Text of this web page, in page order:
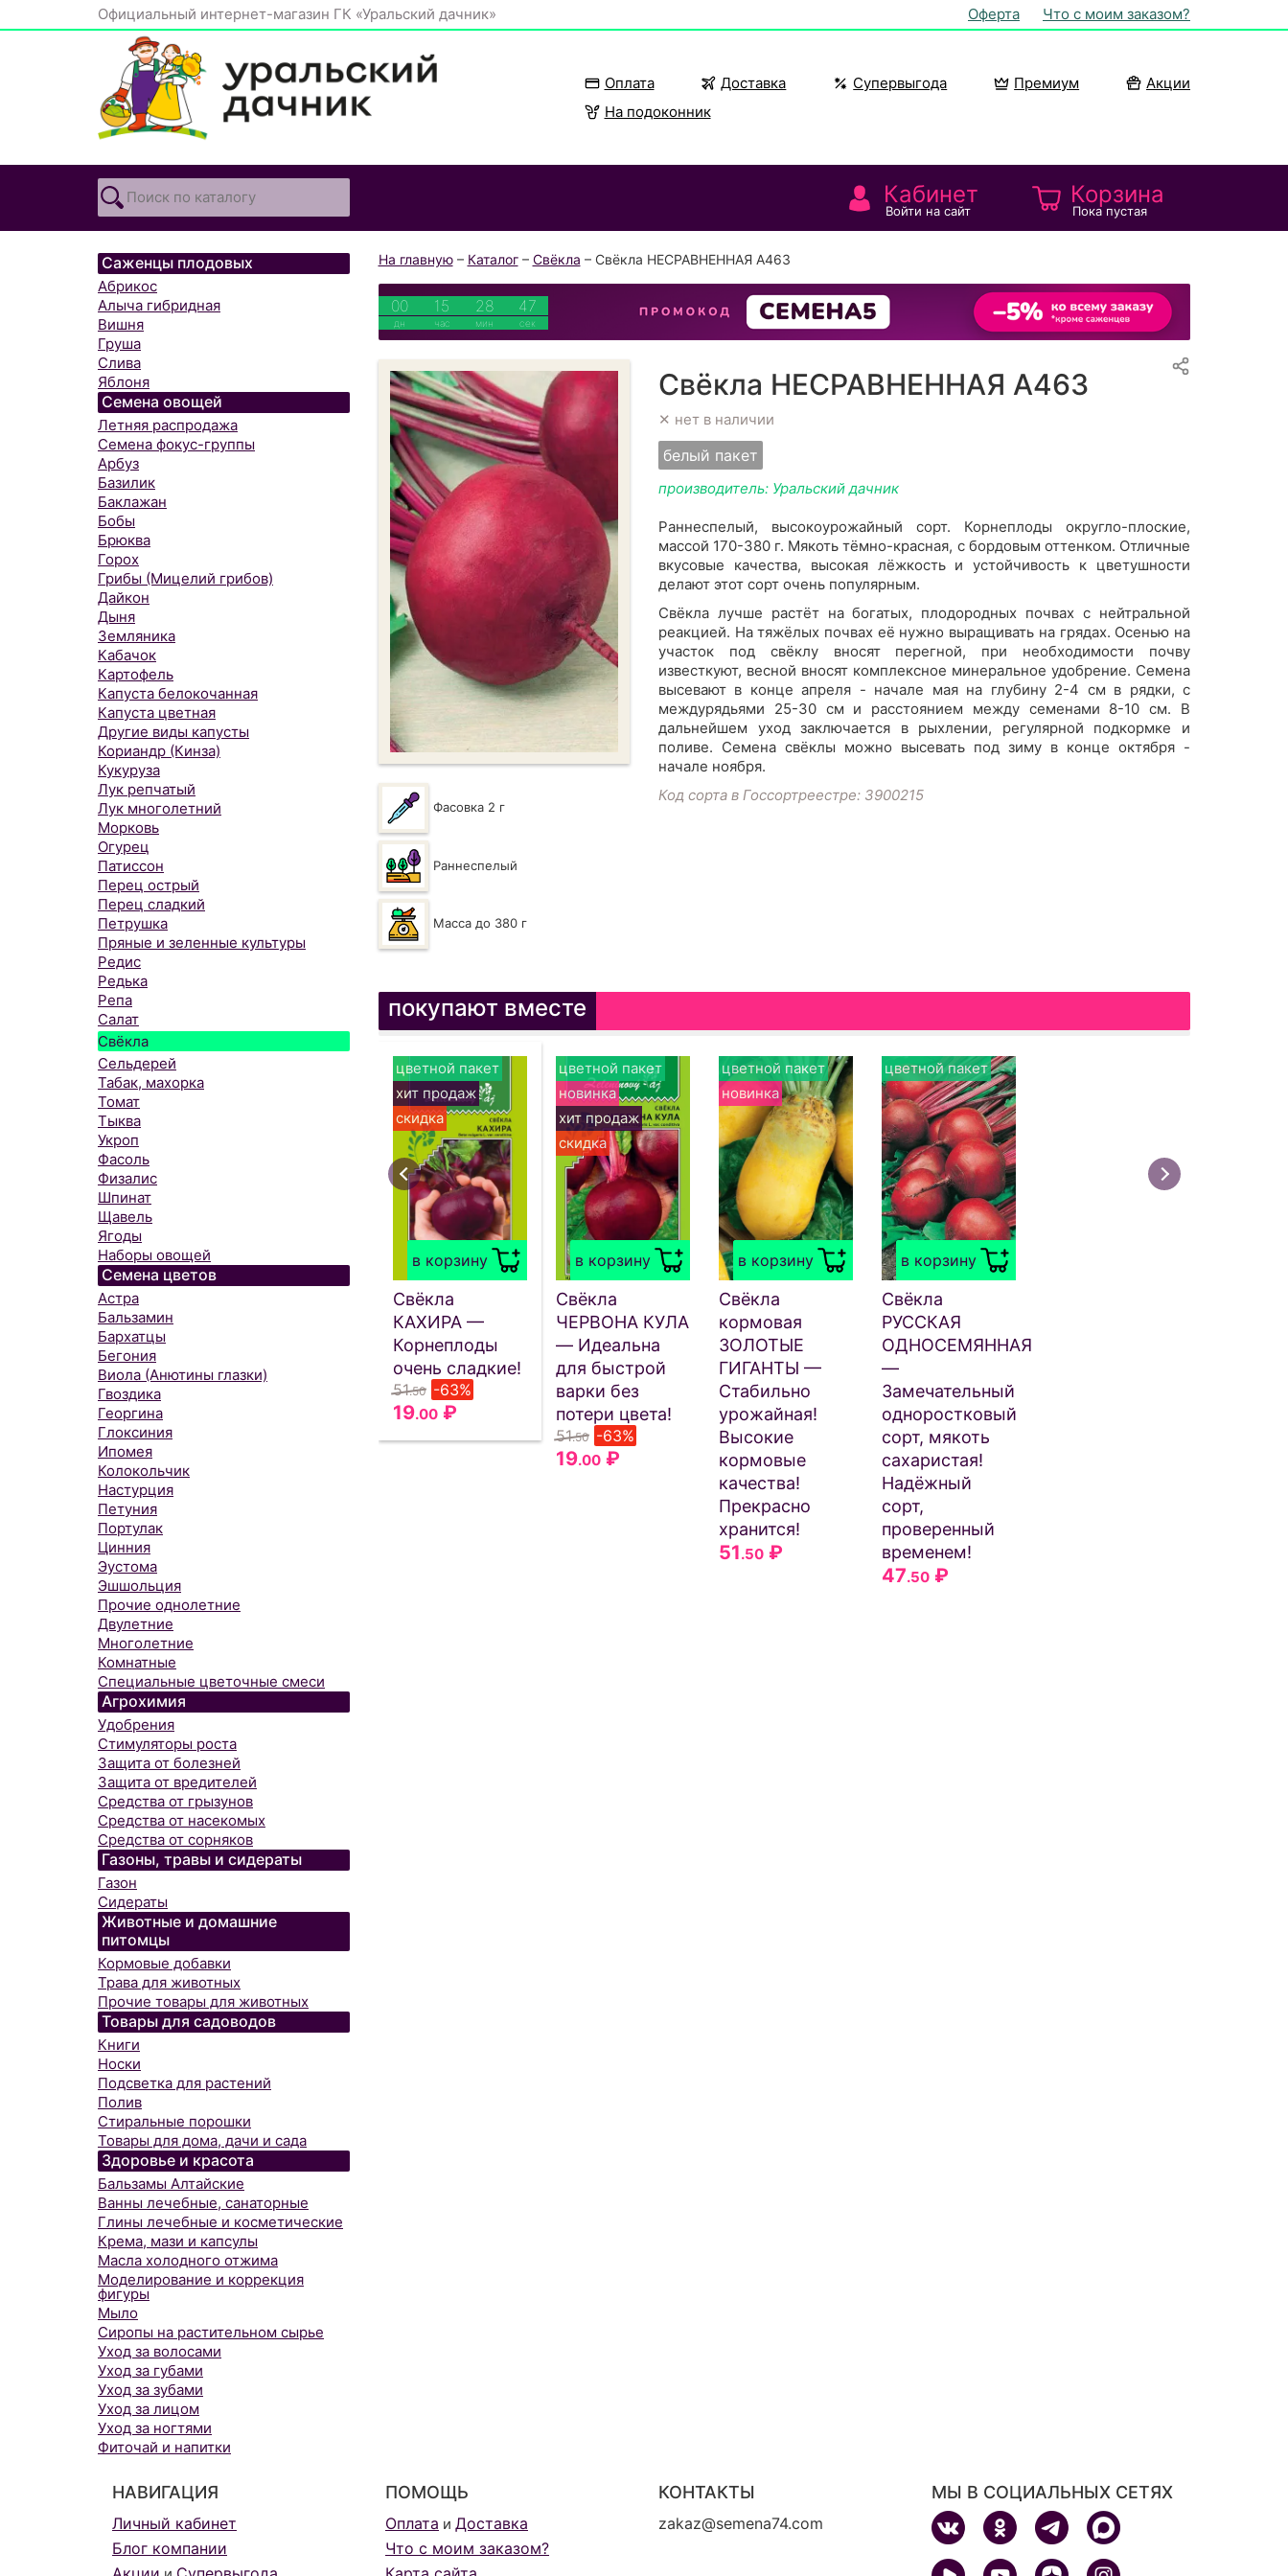
Официальный интернет-магазин ГК «Уральский дачник» Оферта Что с моим заказом?
Оплата Доставка Супервыгода Премиум
Акции
На подоконник
Кабинет
Войти на сайт
Корзина
Пока пустая
Саженцы плодовых
Абрикос
Алыча гибридная
Вишня
Груша
Слива
Яблоня
Семена овощей
Летняя распродажа
Семена фокус-группы
Арбуз
Базилик
Баклажан
Бобы
Брюква
Горох
Грибы (Мицелий грибов)
Дайкон
Дыня
Земляника
Кабачок
Картофель
Капуста белокочанная
Капуста цветная
Другие виды капусты
Кориандр (Кинза)
Кукуруза
Лук репчатый
Лук многолетний
Морковь
Огурец
Патиссон
Перец острый
Перец сладкий
Петрушка
Пряные и зеленные культуры
Редис
Редька
Репа
Салат
Свёкла
Сельдерей
Табак, махорка
Томат
Тыква
Укроп
Фасоль
Физалис
Шпинат
Щавель
Ягоды
Наборы овощей
Семена цветов
Астра
Бальзамин
Бархатцы
Бегония
Виола (Анютины глазки)
Гвоздика
Георгина
Глоксиния
Ипомея
Колокольчик
Настурция
Петуния
Портулак
Цинния
Эустома
Эшшольция
Прочие однолетние
Двулетние
Многолетние
Комнатные
Специальные цветочные смеси
Агрохимия
Удобрения
Стимуляторы роста
Защита от болезней
Защита от вредителей
Средства от грызунов
Средства от насекомых
Средства от сорняков
Газоны, травы и сидераты
Газон
Сидераты
Животные и домашние
питомцы
Кормовые добавки
Трава для животных
Прочие товары для животных
Товары для садоводов
Книги
Носки
Подсветка для растений
Полив
Стиральные порошки
Товары для дома, дачи и сада
Здоровье и красота
Бальзамы Алтайские
Ванны лечебные, санаторные
Глины лечебные и косметические
Крема, мази и капсулы
Масла холодного отжима
Моделирование и коррекция
фигуры
Мыло
Сиропы на растительном сырье
Уход за волосами
Уход за губами
Уход за зубами
Уход за лицом
Уход за ногтями
Фиточай и напитки
На главную– Каталог– Свёкла – Свёкла НЕСРАВНЕННАЯ А463
00
дн
15
час
28
мин
47
сек
Фасовка 2 г
Раннеспелый
Масса до 380 г
Свёкла НЕСРАВНЕННАЯ А463
✕ нет в наличии
белый пакет
производитель: Уральский дачник
Раннеспелый, высокоурожайный сорт. Корнеплоды округло-плоские,
массой 170-380 г. Мякоть тёмно-красная, с бордовым оттенком. Отличные
вкусовые качества, высокая лёжкость и устойчивость к цветушности
делают этот сорт очень популярным.
Свёкла лучше растёт на богатых, плодородных почвах с нейтральной
реакцией. На тяжёлых почвах её нужно выращивать на грядах. Осенью на
участок под свёклу вносят перегной, при необходимости почву
известкуют, весной вносят комплексное минеральное удобрение. Семена
высевают в конце апреля - начале мая на глубину 2-4 см в рядки, с
междурядьями 25-30 см и расстоянием между семенами 8-10 см. В
дальнейшем уход заключается в рыхлении, регулярной подкормке и
поливе. Семена свёклы можно высевать под зиму в конце октября -
начале ноября.
Код сорта в Госсортреестре: 3900215
покупают вместе
в корзину
цветной пакет
хит продаж
скидка
Свёкла
КАХИРА —
Корнеплоды
очень сладкие!
51.50 -63%
19.00₽
в корзину
цветной пакет
новинка
хит продаж
скидка
Свёкла
ЧЕРВОНА КУЛА
— Идеальна
для быстрой
варки без
потери цвета!
51.50 -63%
19.00₽
в корзину
цветной пакет
новинка
Свёкла
кормовая
ЗОЛОТЫЕ
ГИГАНТЫ —
Стабильно
урожайная!
Высокие
кормовые
качества!
Прекрасно
хранится!
51.50₽
в корзину
цветной пакет
Свёкла
РУССКАЯ
ОДНОСЕМЯННАЯ
—
Замечательный
одноростковый
сорт, мякоть
сахаристая!
Надёжный
сорт,
проверенный
временем!
47.50₽
НАВИГАЦИЯ
Личный кабинет
Блог компании
ПОМОЩЬ
Оплата и Доставка
Что с моим заказом?
КОНТАКТЫ
zakaz@semena74.com
МЫ В СОЦИАЛЬНЫХ СЕТЯХ